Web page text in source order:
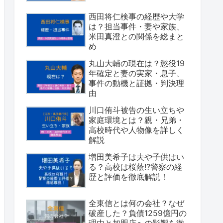
西田将仁検事の経歴や大学
は？担当事件・妻や家族、
米田真澄との関係を総まと
め
丸山大輔の現在は？懲役19
年確定と妻の実家・息子、
事件の動機と証拠・判決理
由
川口侑斗被告の生い立ちや
家庭環境とは？親・兄弟・
高校時代や人物像を詳しく
解説
増田美希子は夫や子供はい
る？高校は桜蔭!?警察の経
歴と評価を徹底解説！
全東信とは何の会社？なぜ
破産した？負債1259億円の